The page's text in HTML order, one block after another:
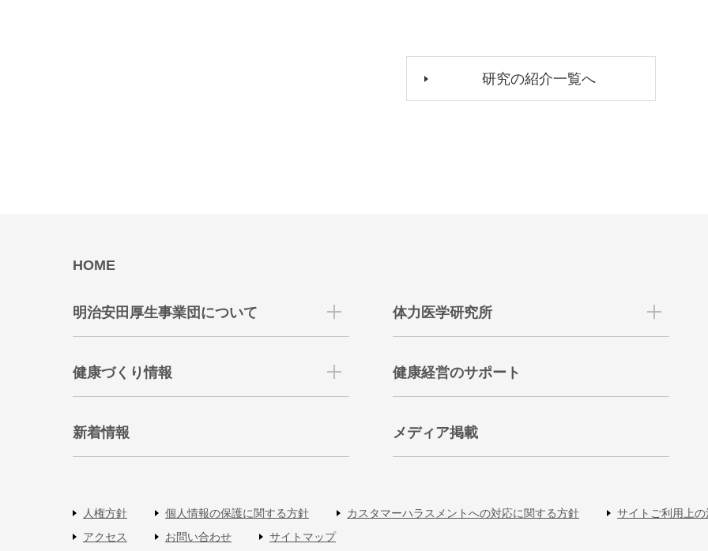
研究の紹介一覧へ
HOME
明治安田厚生事業団について 体力医学研究所
健康づくり情報 健康経営のサポート
新着情報 メディア掲載
人権方針 個人情報の保護に関する方針 カスタマーハラスメントへの対応に関する方針
サイトご利用上の
アクセス
お問い合わせ サイトマップ